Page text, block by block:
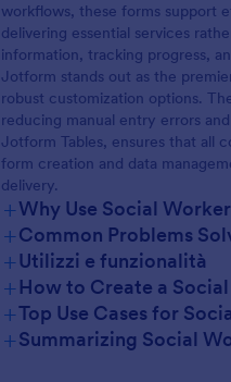
workflows, these forms support
delivering essential services
information, tracking progress,
Jotform stands out as the
robust customization options.
reducing manual entry errors
Jotform Tables, ensures that all
form creation and data
delivery.
+Why Use Social
+Common Problems
+Utilizzi e funzionalità
+How to Create a
+Top Use Cases for
For Managers
+Summarizing Social